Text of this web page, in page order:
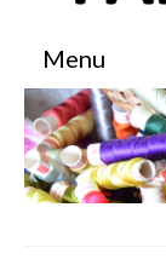
Menu
Accueil
Boutique